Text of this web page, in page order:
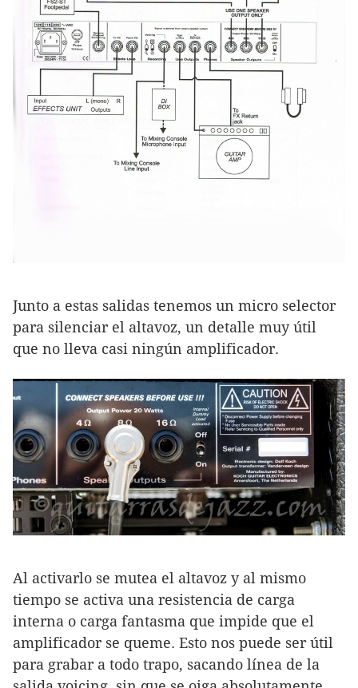
Junto a estas salidas tenemos un micro selector
para silenciar el altavoz, un detalle muy útil
que no lleva casi ningún amplificador.
Al activarlo se mutea el altavoz y al mismo
tiempo se activa una resistencia de carga
interna o carga fantasma que impide que el
amplificador se queme. Esto nos puede ser útil
para grabar a todo trapo, sacando línea de la